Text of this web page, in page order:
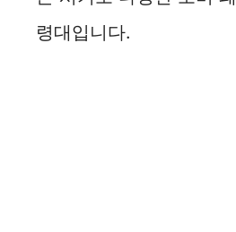
령대입니다.